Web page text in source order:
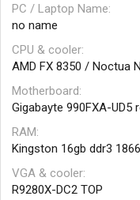
PC / Laptop Name
no name
CPU & cooler
AMD FX 8350 / Noctua
Motherboard
Gigabayte 990FXA-UD5
RAM
Kingston 16gb ddr3
VGA & cooler
R9280X-DC2 TOP